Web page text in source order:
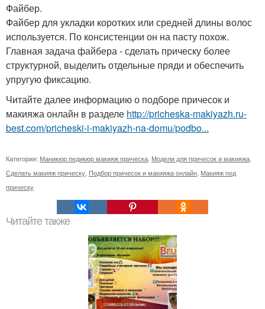
Файбер.
Файбер для укладки коротких или средней длины волос
используется. По консистенции он на пасту похож.
Главная задача файбера - сделать прическу более
структурной, выделить отдельные пряди и обеспечить
упругую фиксацию.
Читайте далее информацию о подборе причесок и
макияжа онлайн в разделе http://pricheska-makiyazh.ru-
best.com/pricheski-i-makiyazh-na-domu/podbo...
Категории: Маникюр педикюр макияж прическа Модели для причесок и макияжа
Сделать макияж прическу Подбор причесок и макияжа онлайн Макияж под
прическу
Читайте также